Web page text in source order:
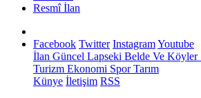
Resmî İlan
Facebook Twitter InstagramYoutube
İlan Güncel Lapseki Belde Ve Köyler
Turizm Ekonomi SporTarım
Künye İletişim RSS